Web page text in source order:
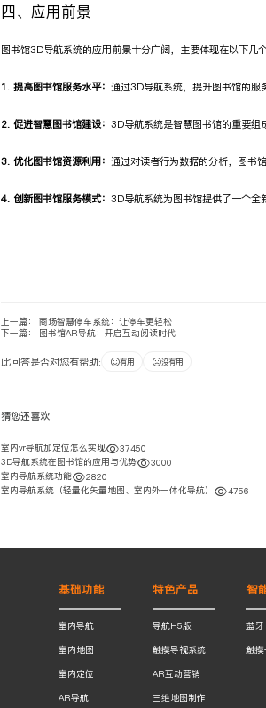
四、应用前景
图书馆3D导航系统的应用前景十分广阔，主要体现在以下几个
1. 提高图书馆服务水平： 通过3D导航系统，提升图书馆的服
2. 促进智慧图书馆建设： 3D导航系统是智慧图书馆的重要组
3. 优化图书馆资源利用： 通过对读者行为数据的分析，图书
4. 创新图书馆服务模式： 3D导航系统为图书馆提供了一个全
上一篇： 商场智慧停车系统：让停车更轻松
下一篇： 图书馆AR导航：开启互动阅读时代
此回答是否对您有帮助: 有用 没有用
猜您还喜欢
室内vr导航加定位怎么实现
37450
3D导航系统在图书馆的应用与优势
3000
室内导航系统功能
2820
室内导航系统（轻量化矢量地图、室内外一体化导航）
4756
基础功能
室内导航
室内地图
室内定位
AR导航
特色产品
导航H5版
触摸导视系统
AR互动营销
三维地图制作
智
蓝牙
触